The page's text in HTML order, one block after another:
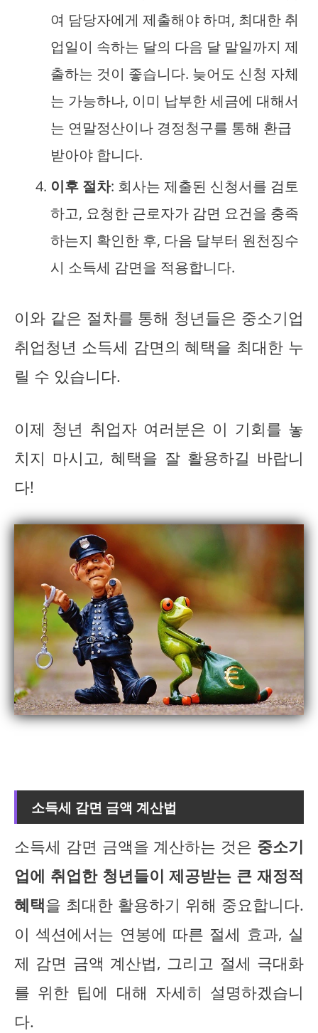
여 담당자에게 제출해야 하며, 최대한 취
업일이 속하는 달의 다음 달 말일까지 제
출하는 것이 좋습니다. 늦어도 신청 자체
는 가능하나, 이미 납부한 세금에 대해서
는 연말정산이나 경정청구를 통해 환급
받아야 합니다.
이후 절차: 회사는 제출된 신청서를 검토
하고, 요청한 근로자가 감면 요건을 충족
하는지 확인한 후, 다음 달부터 원천징수
시 소득세 감면을 적용합니다.
이와 같은 절차를 통해 청년들은 중소기업
취업청년 소득세 감면의 혜택을 최대한 누
릴 수 있습니다.
이제 청년 취업자 여러분은 이 기회를 놓
치지 마시고, 혜택을 잘 활용하길 바랍니
다!
소득세 감면 금액 계산법
소득세 감면 금액을 계산하는 것은 중소기
업에 취업한 청년들이 제공받는 큰 재정적
혜택을 최대한 활용하기 위해 중요합니다.
이 섹션에서는 연봉에 따른 절세 효과, 실
제 감면 금액 계산법, 그리고 절세 극대화
를 위한 팁에 대해 자세히 설명하겠습니
다.